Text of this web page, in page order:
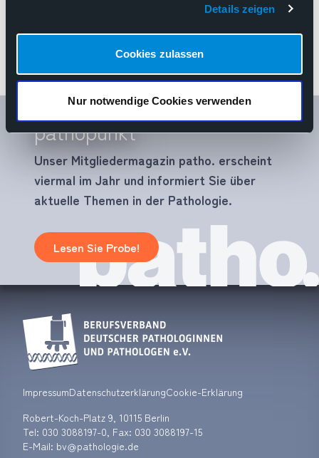
Details zeigen
Cookies zulassen
Nur notwendige Cookies verwenden
pathopunkt
Unser Mitgliedermagazin patho. erscheint
viermal im Jahr und informiert Sie über
aktuelle Themen in der Pathologie.
Lesen Sie Probe!
ImpressumDatenschutzerklärungCookie-Erklärung
Robert-Koch-Platz 9, 10115 Berlin
Tel: 030 3088197-0, Fax: 030 3088197-15
E-Mail: bv
pathologie.de